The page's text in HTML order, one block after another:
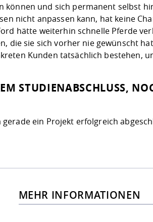
können und sich permanent selbst
nicht anpassen kann, hat keine
hätte weiterhin schnelle Pferde
die sie sich vorher nie gewünscht
Kunden tatsächlich bestehen,
STUDIENABSCHLUSS,
ein Projekt erfolgreich
MEHR INFORMATIONEN